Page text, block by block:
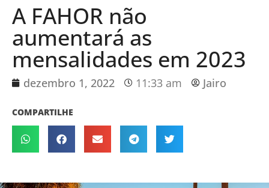
A FAHOR não
aumentará as
mensalidades em 2023
dezembro 1, 2022 11:33 am Jairo
COMPARTILHE